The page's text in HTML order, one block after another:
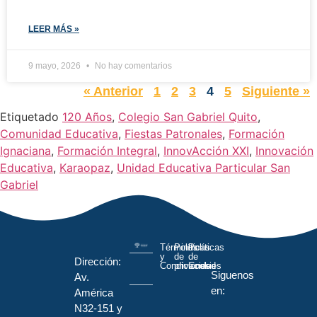
LEER MÁS »
9 mayo, 2026 No hay comentarios
« Anterior 1 2 3 4 5
Siguiente »
Etiquetado 120 Años, Colegio San Gabriel Quito,
Comunidad Educativa, Fiestas Patronales, Formación
Ignaciana, Formación Integral, InnovAcción XXI, Innovación
Educativa, Karaopaz, Unidad Educativa Particular San
Gabriel
Dirección:
Av.
América
N32-151 y
Términos
y
Condiciones
Políticas
de
privacidad
Políticas
de
Cookies
Siguenos
en: